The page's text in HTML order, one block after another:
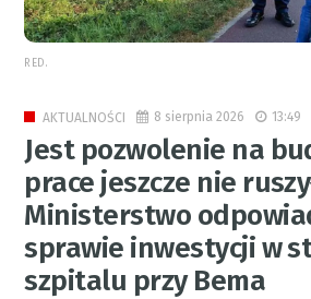
RED.
AKTUALNOŚCI 8 sierpnia 2026 13:49
Jest pozwolenie na
prace jeszcze nie
Ministerstwo
sprawie inwestycji w
szpitalu przy Bema